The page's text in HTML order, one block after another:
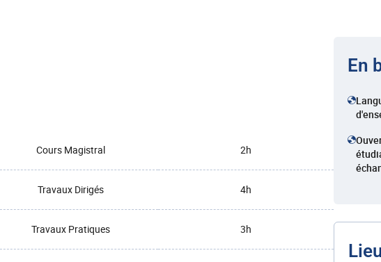
Cours Magistral 2h
Travaux Dirigés 4h
Travaux Pratiques 3h
En